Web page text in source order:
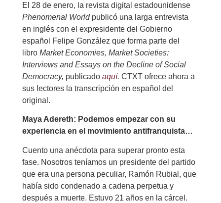
El 28 de enero, la revista digital estadounidense
Phenomenal World publicó una larga entrevista
en inglés con el expresidente del Gobierno
español Felipe González que forma parte del
libro Market Economies, Market Societies:
Interviews and Essays on the Decline of Social
Democracy, publicado aquí. CTXT ofrece ahora a
sus lectores la transcripción en español del
original.
Maya Adereth: Podemos empezar con su
experiencia en el movimiento antifranquista…
Cuento una anécdota para superar pronto esta
fase. Nosotros teníamos un presidente del partido
que era una persona peculiar, Ramón Rubial, que
había sido condenado a cadena perpetua y
después a muerte. Estuvo 21 años en la cárcel.